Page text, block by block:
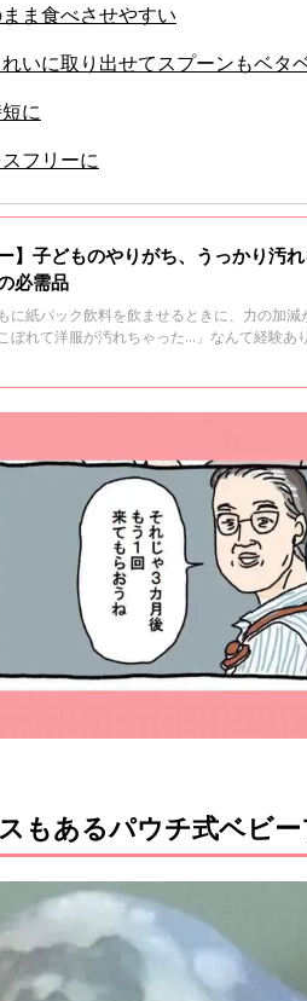
ま食べさせやすい
いに取り出せてスプーンもベタ
に
フリーに
ー】子どものやりがち、うっかり汚
必需品
に紙パック飲料を飲ませるときに、力の加
ぼれて洋服が汚れちゃった…」なんて経験あ
もあるパウチ式ベビー